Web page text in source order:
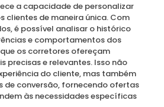
a capacidade de personalizar
clientes de maneira única. Com
é possível analisar o histórico
e comportamentos dos
os corretores ofereçam
precisas e relevantes. Isso não
do cliente, mas também
de conversão, fornecendo ofertas
às necessidades específicas